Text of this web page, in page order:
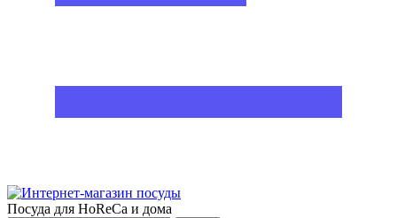
Посуда для HoReCa и дома